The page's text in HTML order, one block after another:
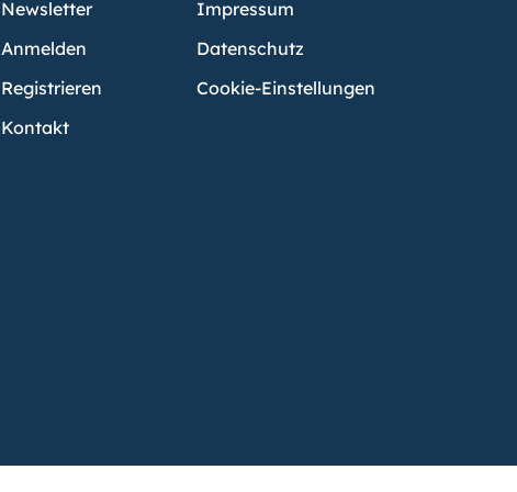
Newsletter
Anmelden
Registrieren
Kontakt
Impressum
Datenschutz
Cookie-Einstellungen